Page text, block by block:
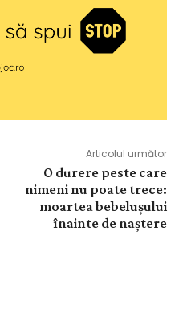
Articolul următor
O durere peste care
nimeni nu poate trece:
moartea bebelușului
înainte de naștere